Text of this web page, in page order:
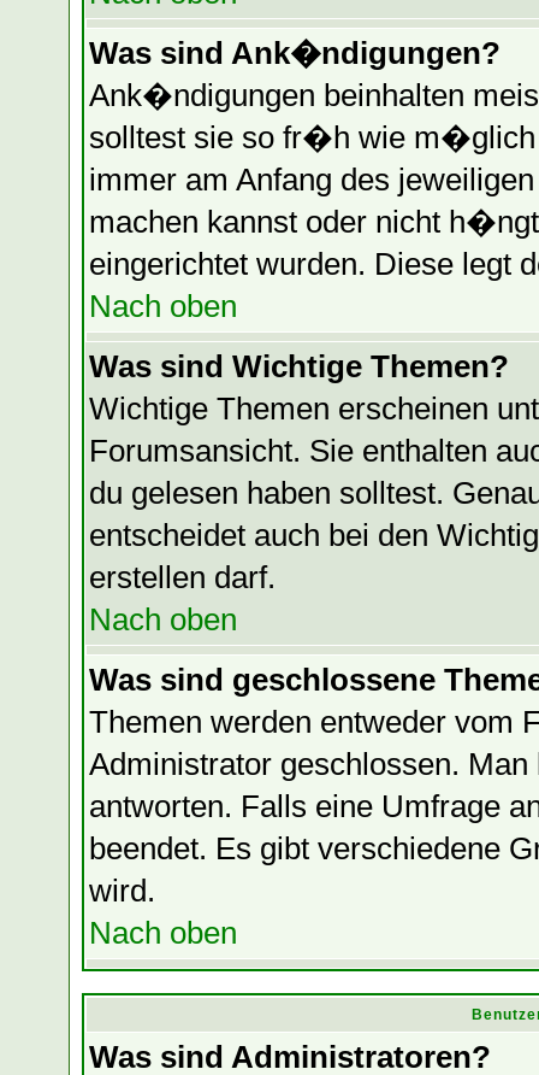
Was sind Ank�ndigungen?
Ank�ndigungen beinhalten
solltest sie so fr�h wie
immer am Anfang des
machen kannst oder nicht
eingerichtet wurden. Diese legt
Nach oben
Was sind Wichtige Themen?
Wichtige Themen erscheinen
Forumsansicht. Sie enthalten
du gelesen haben solltest.
entscheidet auch bei den
erstellen darf.
Nach oben
Was sind geschlossene
Themen werden entweder vom
Administrator geschlossen.
antworten. Falls eine Umfrage
beendet. Es gibt verschiedene
wird.
Nach oben
Was sind Administratoren?